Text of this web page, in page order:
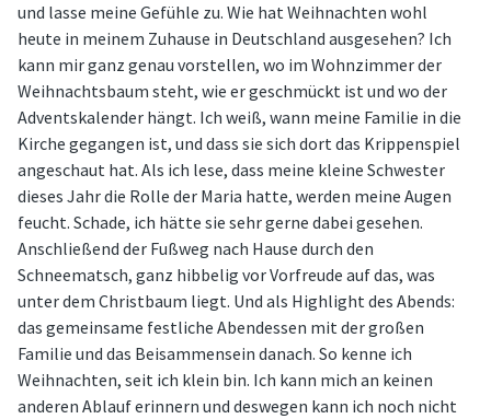
und lasse meine Gefühle zu. Wie hat Weihnachten wohl
heute in meinem Zuhause in Deutschland ausgesehen? Ich
kann mir ganz genau vorstellen, wo im Wohnzimmer der
Weihnachtsbaum steht, wie er geschmückt ist und wo der
Adventskalender hängt. Ich weiß, wann meine Familie in die
Kirche gegangen ist, und dass sie sich dort das Krippenspiel
angeschaut hat. Als ich lese, dass meine kleine Schwester
dieses Jahr die Rolle der Maria hatte, werden meine Augen
feucht. Schade, ich hätte sie sehr gerne dabei gesehen.
Anschließend der Fußweg nach Hause durch den
Schneematsch, ganz hibbelig vor Vorfreude auf das, was
unter dem Christbaum liegt. Und als Highlight des Abends:
das gemeinsame festliche Abendessen mit der großen
Familie und das Beisammensein danach. So kenne ich
Weihnachten, seit ich klein bin. Ich kann mich an keinen
anderen Ablauf erinnern und deswegen kann ich noch nicht